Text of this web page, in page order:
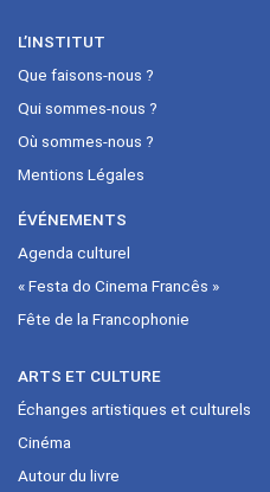
L’INSTITUT
Que faisons-nous ?
Qui sommes-nous ?
Où sommes-nous ?
Mentions Légales
ÉVÉNEMENTS
Agenda culturel
« Festa do Cinema Francês »
Fête de la Francophonie
ARTS ET CULTURE
Échanges artistiques et culturels
Cinéma
Autour du livre